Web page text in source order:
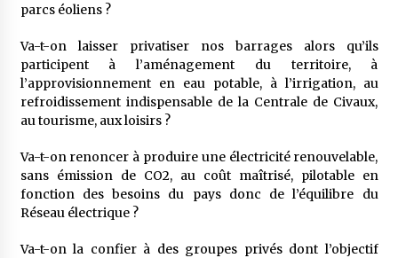
parcs éoliens ?
Va-t-on laisser privatiser nos barrages alors qu’ils
participent à l’aménagement du territoire, à
l’approvisionnement en eau potable, à l’irrigation, au
refroidissement indispensable de la Centrale de Civaux,
au tourisme, aux loisirs ?
Va-t-on renoncer à produire une électricité renouvelable,
sans émission de CO2, au coût maîtrisé, pilotable en
fonction des besoins du pays donc de l’équilibre du
Réseau électrique ?
Va-t-on la confier à des groupes privés dont l’objectif